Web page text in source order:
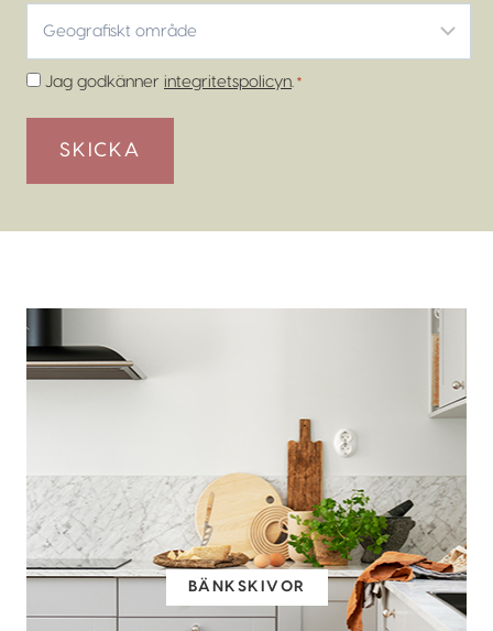
område
*
Samtycke
Jag godkänner integritetspolicyn. *
BÄNKSKIVOR